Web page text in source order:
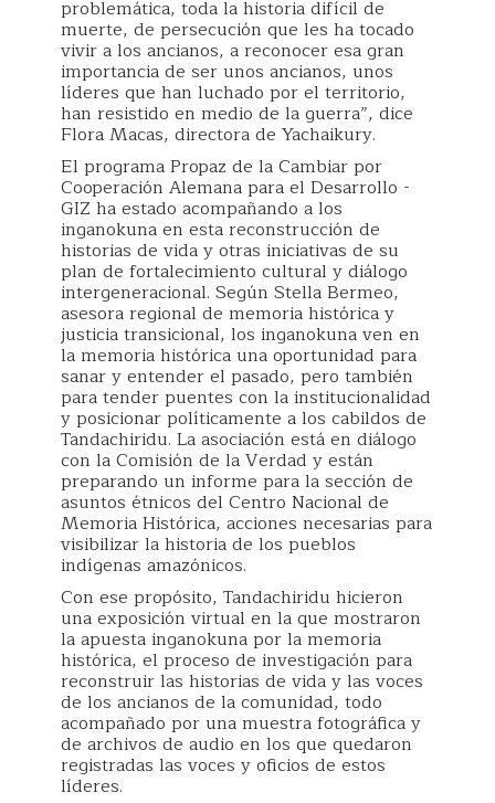
problemática, toda la historia difícil de
muerte, de persecución que les ha tocado
vivir a los ancianos, a reconocer esa gran
importancia de ser unos ancianos, unos
líderes que han luchado por el territorio,
han resistido en medio de la guerra”, dice
Flora Macas, directora de Yachaikury.
El programa Propaz de la Cambiar por
Cooperación Alemana para el Desarrollo -
GIZ ha estado acompañando a los
inganokuna en esta reconstrucción de
historias de vida y otras iniciativas de su
plan de fortalecimiento cultural y diálogo
intergeneracional. Según Stella Bermeo,
asesora regional de memoria histórica y
justicia transicional, los inganokuna ven en
la memoria histórica una oportunidad para
sanar y entender el pasado, pero también
para tender puentes con la institucionalidad
y posicionar políticamente a los cabildos de
Tandachiridu. La asociación está en diálogo
con la Comisión de la Verdad y están
preparando un informe para la sección de
asuntos étnicos del Centro Nacional de
Memoria Histórica, acciones necesarias para
visibilizar la historia de los pueblos
indígenas amazónicos.
Con ese propósito, Tandachiridu hicieron
una exposición virtual en la que mostraron
la apuesta inganokuna por la memoria
histórica, el proceso de investigación para
reconstruir las historias de vida y las voces
de los ancianos de la comunidad, todo
acompañado por una muestra fotográfica y
de archivos de audio en los que quedaron
registradas las voces y oficios de estos
líderes.